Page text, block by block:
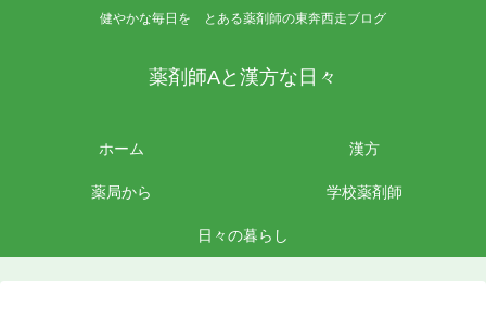
健やかな毎日を とある薬剤師の東奔西走ブログ
薬剤師Aと漢方な日々
ホーム 漢方
薬局から 学校薬剤師
日々の暮らし